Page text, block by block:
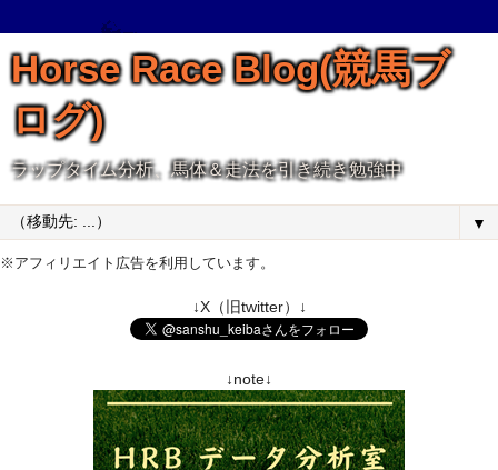
Horse Race Blog(競馬ブ
ログ)
ラップタイム分析、馬体＆走法を引き続き勉強中
▼
※アフィリエイト広告を利用しています。
↓X（旧twitter）↓
↓note↓